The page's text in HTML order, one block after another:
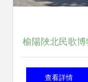
榆陽陜北民歌博
館 穿越時空的民
查看詳情